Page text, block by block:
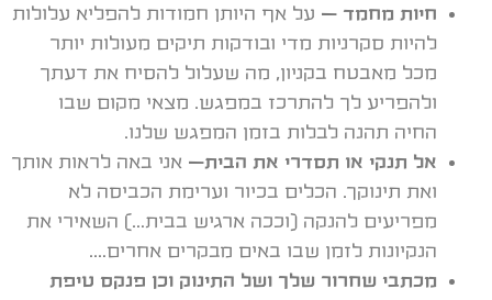
חיות מחמד – על אף היותן חמודות להפליא עלולות
להיות סקרניות מדי ובודקות תיקים מעולות יותר
מכל מאבטח בקניון, מה שעלול להסיח את דעתך
ולהפריע לך להתרכז במפגש. מצאי מקום שבו
החיה תהנה לבלות בזמן המפגש שלנו.
אל תנקי או תסדרי את הבית– אני באה לראות אותך
ואת תינוקך. הכלים בכיור וערימת הכביסה לא
מפריעים להנקה (וככה ארגיש בבית…) השאירי את
הנקיונות לזמן שבו באים מבקרים אחרים….
מכתבי שחרור שלך ושל התינוק וכן פנקס טיפת